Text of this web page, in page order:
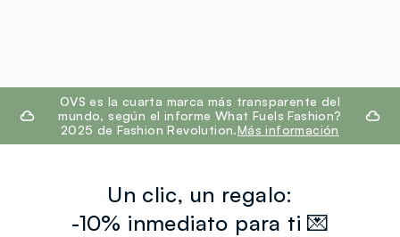
footer.ariatitleOVS es la cuarta marca más transparente del
mundo, según el informe What Fuels Fashion?
2025 de Fashion Revolution.Más información
Un clic, un regalo:
-10% inmediato para ti 💌